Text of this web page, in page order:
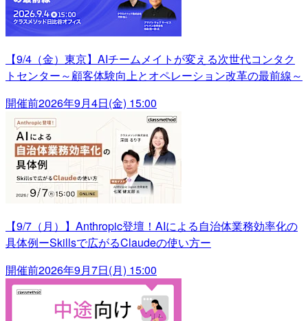
【9/4（金）東京】AIチームメイトが変える次世代コンタク
トセンター～顧客体験向上とオペレーション改革の最前線～
開催前2026年9月4日(金) 15:00
【9/7（月）】Anthropic登壇！AIによる自治体業務効率化の
具体例ーSkillsで広がるClaudeの使い方ー
開催前2026年9月7日(月) 15:00